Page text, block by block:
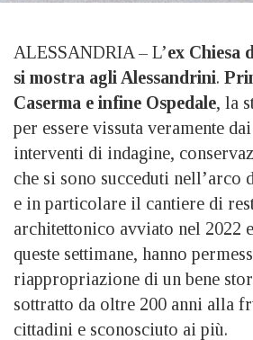
ALESSANDRIA – L’ex Chiesa
si mostra agli Alessandrini.
Caserma e infine Ospedale, la
per essere vissuta veramente
interventi di indagine,
che si sono succeduti nell’arco
e in particolare il cantiere di
architettonico avviato nel 2022
queste settimane, hanno
riappropriazione di un bene
sottratto da oltre 200 anni alla
cittadini e sconosciuto ai più.